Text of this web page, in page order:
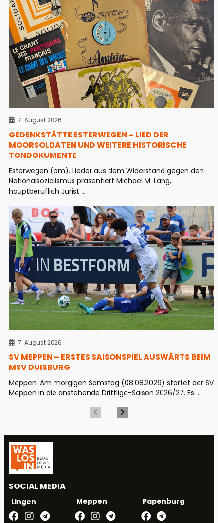
7. August 2026
GEDENKSTÄTTE ESTERWEGEN – LIED DER
MOORSOLDATEN UND WEITERE HISTORISCHE
TONDOKUMENTE
Esterwegen (pm). Lieder aus dem Widerstand gegen den
Nationalsozialismus präsentiert Michael M. Lang,
hauptberuflich Jurist ...
7. August 2026
SV MEPPEN – ERSTES SAISONSPIEL AUSWÄRTS BEIM
MSV DUISBURG
Meppen. Am morgigen Samstag (08.08.2026) startet der SV
Meppen in die anstehende Drittliga-Saison 2026/27. Es ...
SOCIAL MEDIA
Lingen Meppen Papenburg